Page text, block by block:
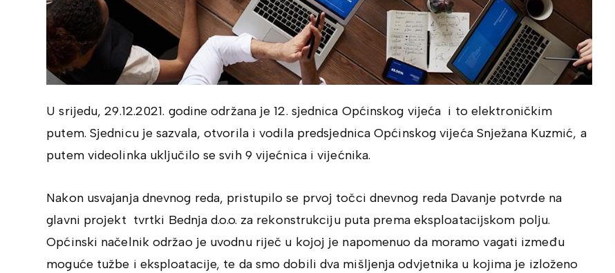
U srijedu, 29.12.2021. godine održana je 12. sjednica Općinskog vijeća i to elektroničkim
putem. Sjednicu je sazvala, otvorila i vodila predsjednica Općinskog vijeća Snježana Kuzmić, a
putem videolinka uključilo se svih 9 vijećnica i vijećnika.
Nakon usvajanja dnevnog reda, pristupilo se prvoj točci dnevnog reda Davanje potvrde na
glavni projekt tvrtki Bednja d.o.o. za rekonstrukciju puta prema eksploatacijskom polju.
Općinski načelnik održao je uvodnu riječ u kojoj je napomenuo da moramo vagati između
moguće tužbe i eksploatacije, te da smo dobili dva mišljenja odvjetnika u kojima je izloženo